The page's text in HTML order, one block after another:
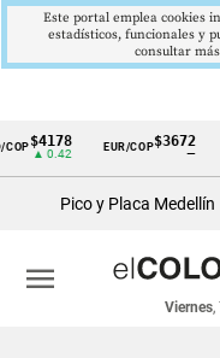
Cintillo
económicos
Colombia
$4178
▲ 0.42
EUR/COP$3672
Pico y Placa Medellín
Viernes,
menu
Este portal emplea cookies
estadísticos, funcionales y
consultar